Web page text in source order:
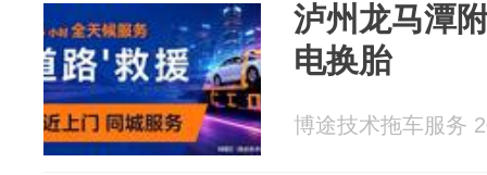
泸州龙马潭
电换胎
博途技术拖车服务